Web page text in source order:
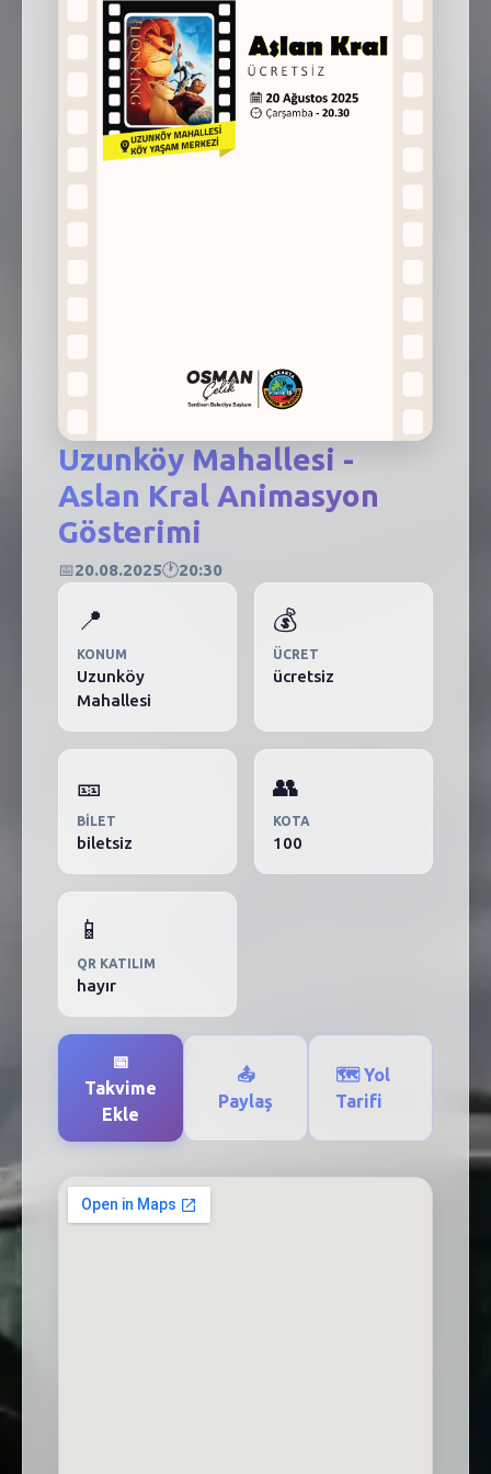
Uzunköy Mahallesi -
Aslan Kral Animasyon
Gösterimi
📅20.08.2025🕐20:30
📍
KONUM
Uzunköy
Mahallesi
💰
ÜCRET
ücretsiz
🎫
BILET
biletsiz
👥
KOTA
100
📱
QR KATILIM
hayır
📅
Takvime
Ekle
📤
Paylaş
🗺️ Yol
Tarifi
E NÖBETÇI ECZANELER
SABSIS - AFET
TRAFIKPARK
PLANETARYUM